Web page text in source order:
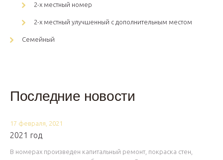
2-х местный номер
2-х местный улучшенный с дополнительным местом
Семейный
Последние новости
17 февраля, 2021
2021 год
В номерах произведен капитальный ремонт, покраска стен,